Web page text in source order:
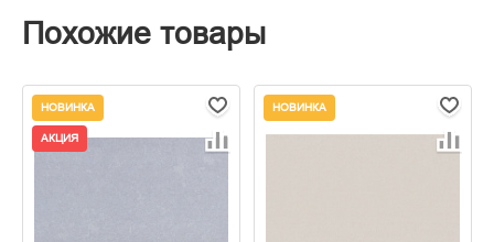
Похожие товары
НОВИНКА
АКЦИЯ
НОВИНКА